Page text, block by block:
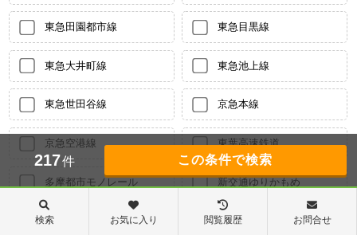
東急田園都市線 東急目黒線
東急大井町線 東急池上線
東急世田谷線 京急本線
京急空港線 東葉高速鉄道
多摩都市モノレール 新交通ゆりかもめ
東京臨海高速りんかい線 東急多摩川線
217件
検索 お気に入り 閲覧履歴 お問合せ